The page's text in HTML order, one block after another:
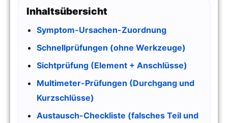
Inhaltsübersicht
Symptom-Ursachen-Zuordnung
Schnellprüfungen (ohne Werkzeuge)
Sichtprüfung (Element + Anschlüsse)
Multimeter-Prüfungen (Durchgang und
Kurzschlüsse)
Austausch-Checkliste (falsches Teil und